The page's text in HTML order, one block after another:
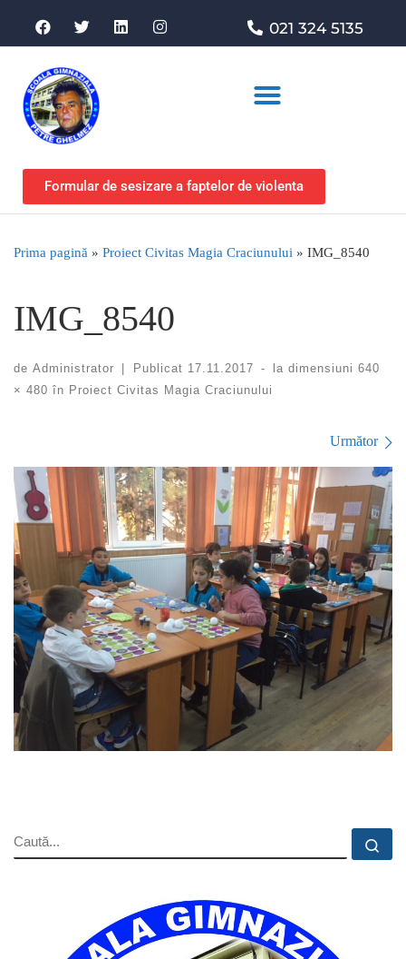
021 324 5135
Formular de sesizare a faptelor de violenta
Prima pagină » Proiect Civitas Magia Craciunului » IMG_8540
IMG_8540
de Administrator | Publicat 17.11.2017 - la dimensiuni 640
× 480 în Proiect Civitas Magia Craciunului
Următor